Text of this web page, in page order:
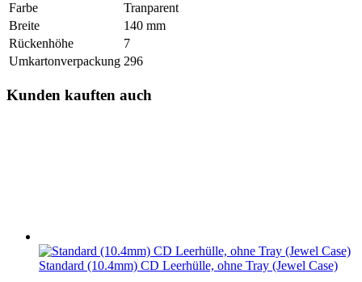
Farbe
Tranparent
Breite
140 mm
Rückenhöhe
7
Umkartonverpackung 296
Kunden kauften auch
Standard (10.4mm) CD Leerhülle, ohne Tray (Jewel Case)